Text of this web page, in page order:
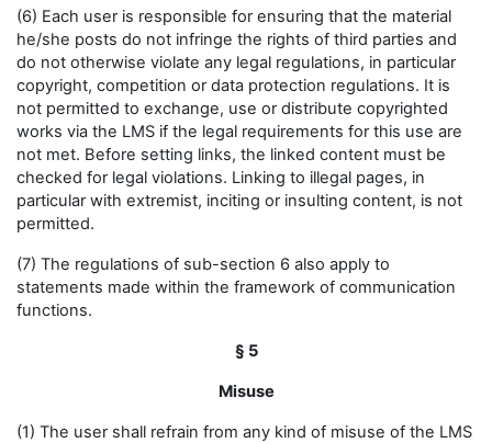
(6) Each user is responsible for ensuring that the material
he/she posts do not infringe the rights of third parties and
do not otherwise violate any legal regulations, in particular
copyright, competition or data protection regulations. It is
not permitted to exchange, use or distribute copyrighted
works via the LMS if the legal requirements for this use are
not met. Before setting links, the linked content must be
checked for legal violations. Linking to illegal pages, in
particular with extremist, inciting or insulting content, is not
permitted.
(7) The regulations of sub-section 6 also apply to
statements made within the framework of communication
functions.
§ 5
Misuse
(1) The user shall refrain from any kind of misuse of the LMS